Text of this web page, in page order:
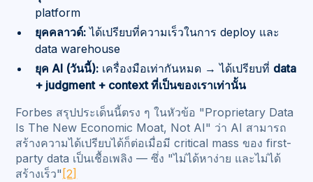
platform
ยุคคลาวด์: ได้เปรียบที่ความเร็วในการ deploy และ
data warehouse
ยุค AI (วันนี้): เครื่องมือเท่ากันหมด → ได้เปรียบที่ data
+ judgment + context ที่เป็นของเราเท่านั้น
Forbes สรุปประเด็นนี้ตรง ๆ ในหัวข้อ "Proprietary Data
Is The New Economic Moat, Not AI" ว่า AI สามารถ
สร้างความได้เปรียบได้ก็ต่อเมื่อมี critical mass ของ first-
party data เป็นเชื้อเพลิง — ซึ่ง "ไม่ได้หาง่าย และไม่ได้
สร้างเร็ว" [2]